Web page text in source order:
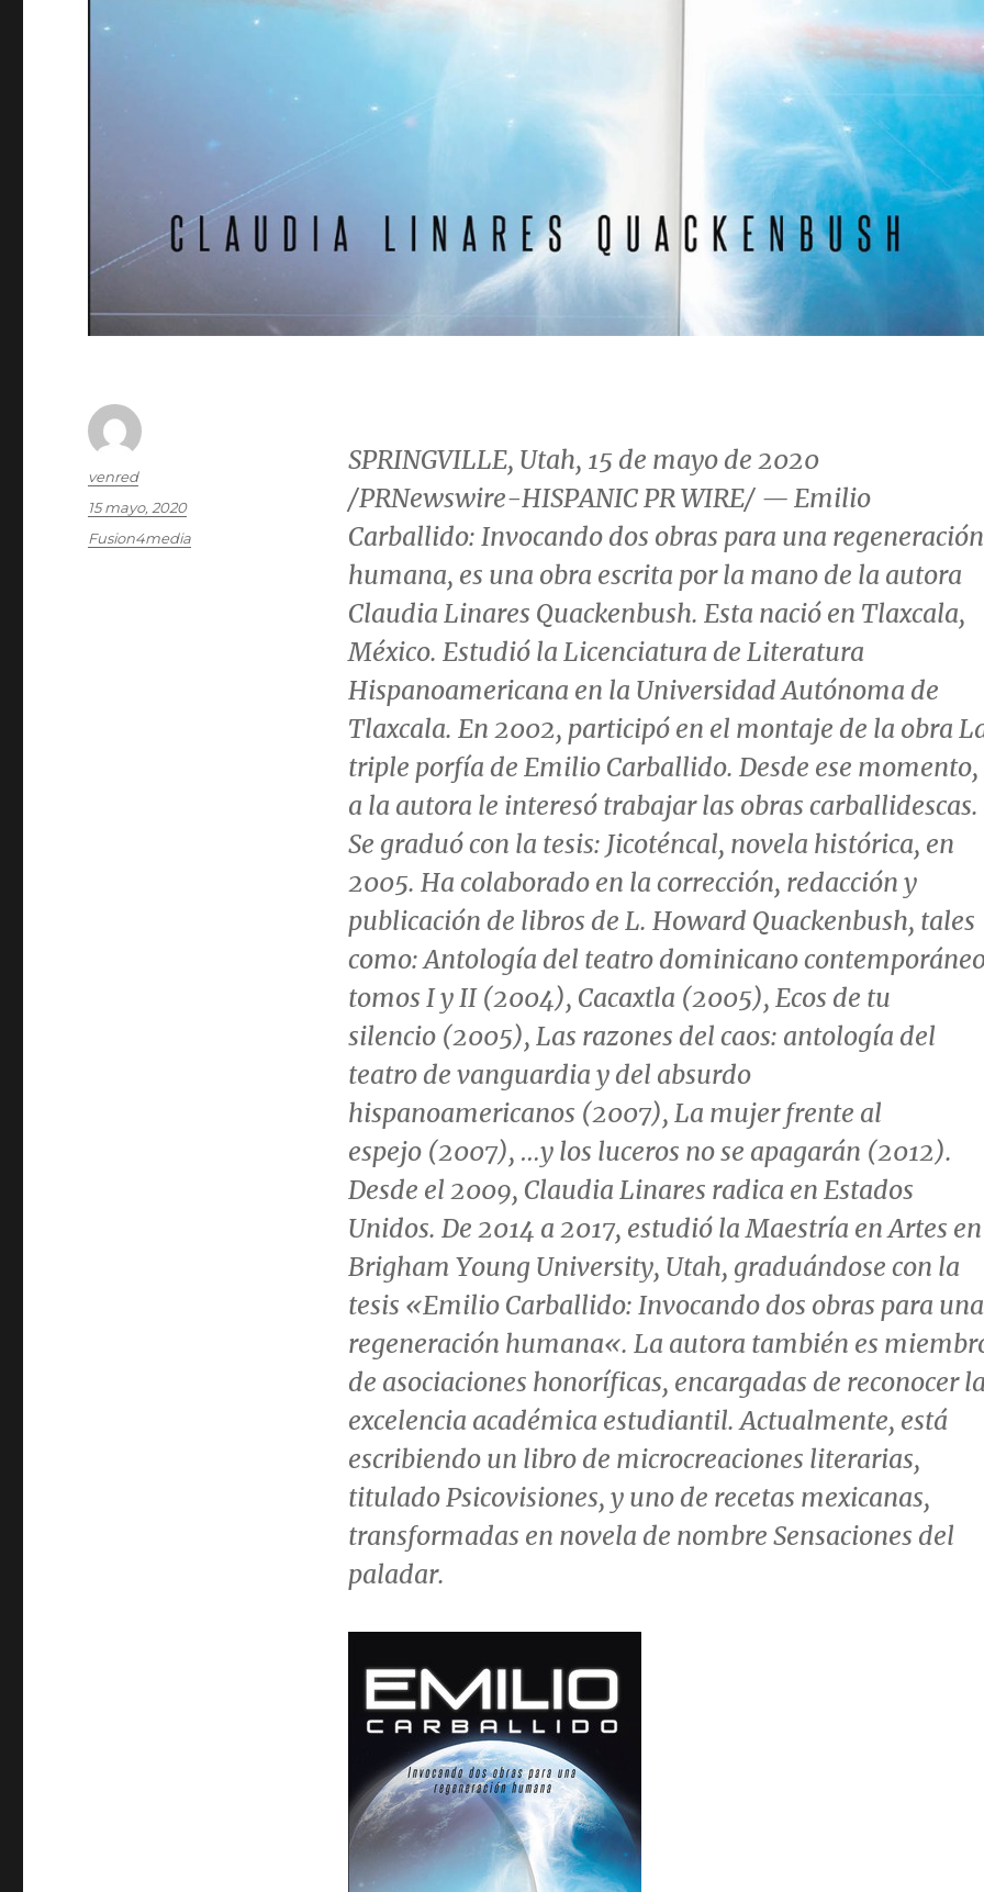
SPRINGVILLE, Utah, 15 de mayo de 2020
/PRNewswire-HISPANIC PR WIRE/ — Emilio
Carballido: Invocando dos obras para una regeneración
humana, es una obra escrita por la mano de la autora
Claudia Linares Quackenbush. Esta nació en Tlaxcala,
México. Estudió la Licenciatura de Literatura
Hispanoamericana en la Universidad Autónoma de
Tlaxcala. En 2002, participó en el montaje de la obra
triple porfíade Emilio Carballido. Desde ese momento,
a la autora le interesó trabajar las obras carballidescas.
Se graduó con la tesis: Jicoténcal, novela histórica, en
2005. Ha colaborado en la corrección, redacción y
publicación de libros de L. Howard Quackenbush, tales
como:Antología del teatro dominicano
tomos I y II (2004), Cacaxtla(2005), Ecos de tu
silencio(2005), Las razones del caos: antología del
teatro de vanguardia y del absurdo
hispanoamericanos (2007), La mujer frente al
espejo(2007), …y los luceros no se apagarán (2012).
Desde el 2009, Claudia Linares radica en Estados
Unidos. De 2014 a 2017, estudió la Maestría en Artes en
Brigham Young University, Utah, graduándose con la
tesis «Emilio Carballido: Invocando dos obras para una
regeneración humana«. La autora también es
de asociaciones honoríficas, encargadas de reconocer
excelencia académica estudiantil. Actualmente, está
escribiendo un libro de microcreaciones literarias,
tituladoPsicovisiones, y uno de recetas mexicanas,
transformadas en novela de nombre Sensaciones del
paladar.
Autor
venred
Publicado
15 mayo, 2020
Categorías
Fusion4media